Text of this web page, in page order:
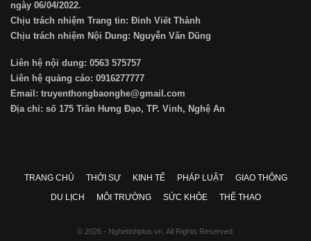
ngày 06/04/2022.
Chịu trách nhiệm Trang tin: Đinh Viết Thành
Chịu trách nhiệm Nội Dung: Nguyễn Văn Dũng
Liên hệ nội dung: 0563 575757
Liên hệ quảng cáo: 0916277777
Email: truyenthongbaonghe@gmail.com
Địa chỉ: số 175 Trần Hưng Đạo, TP. Vinh, Nghệ An
TRANG CHỦ THỜI SỰ KINH TẾ PHÁP LUẬT
GIAO THÔNG
DU LỊCH
MÔI TRƯỜNG SỨC KHỎE THỂ THAO
© 2026 - Nghetinhplus.vn. All Rights Reserved.